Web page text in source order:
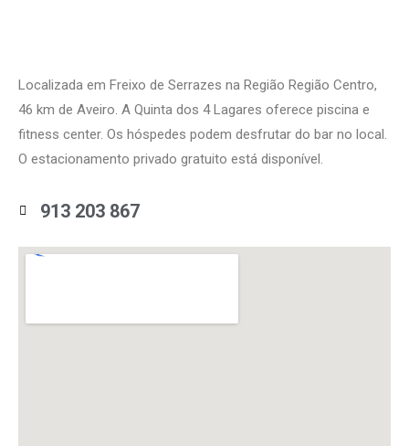
Localizada em Freixo de Serrazes na Região Região Centro,
46 ​​km de Aveiro. A Quinta dos 4 Lagares oferece piscina e
fitness center. Os hóspedes podem desfrutar do bar no local.
O estacionamento privado gratuito está disponível.
913 203 867